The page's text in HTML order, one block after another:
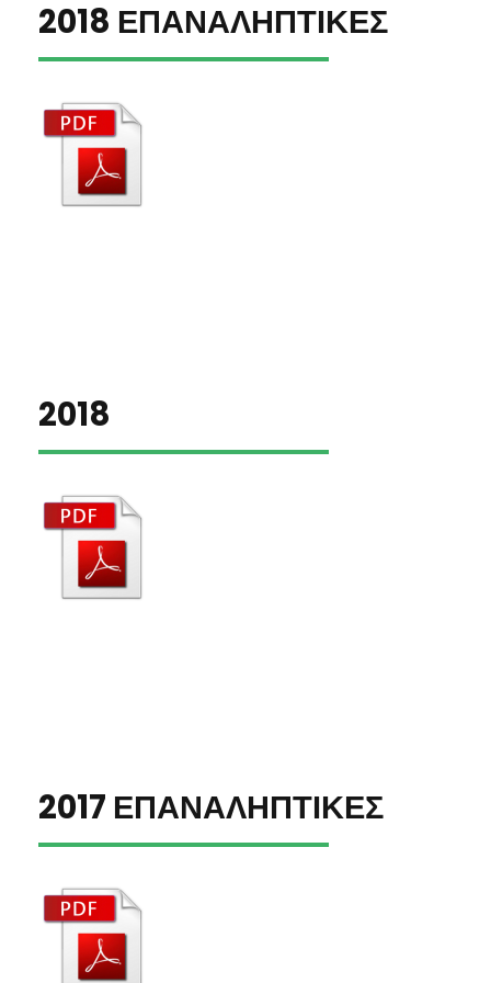
2018 ΕΠΑΝΑΛΗΠΤΙΚΕΣ
2018
2017 ΕΠΑΝΑΛΗΠΤΙΚΕΣ